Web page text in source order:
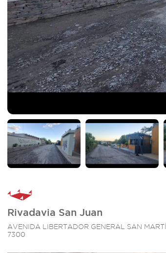
Rivadavia San Juan
AVENIDA LIBERTADOR GENERAL SAN
7300